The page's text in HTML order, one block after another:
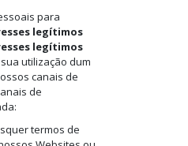
para
legítimos
legítimos
utilização dum
canais de
de
termos de